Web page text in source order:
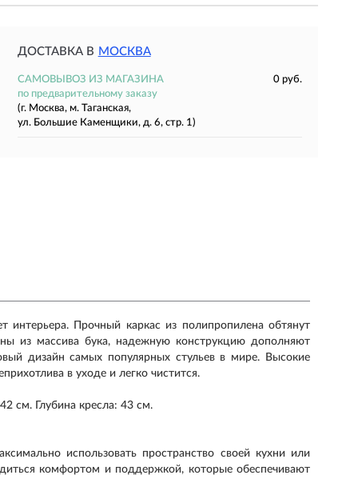
ДОСТАВКА В МОСКВА
САМОВЫВОЗ ИЗ МАГАЗИНА
0 руб.
по предварительному заказу
(г. Москва, м. Таганская,
ул. Большие Каменщики, д. 6, стр. 1)
Прочный каркас из полипропилена обтянут
из массива бука, надежную конструкцию дополняют
дизайн самых популярных стульев в мире. Высокие
в уходе и легко чистится.
см. Глубина кресла: 43 см.
использовать пространство своей кухни или
комфортом и поддержкой, которые обеспечивают